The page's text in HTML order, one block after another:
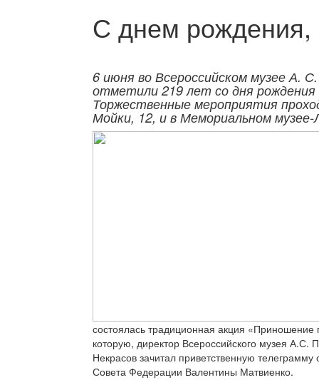
С днем
6 июня во Всероссийском музее А.
отметили 219 лет со дня рождения
Торжественные мероприятия
Мойки, 12, и в Мемориальном музее-
состоялась традиционная акция «Приношение
которую, директор Всероссийского музея А.С.
Некрасов зачитал приветственную телеграмму
Совета Федерации Валентины Матвиенко.